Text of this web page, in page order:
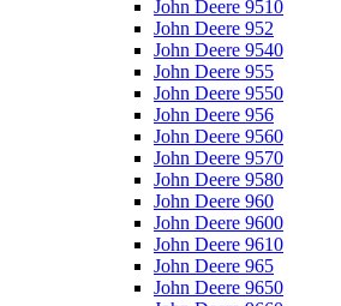
John Deere 9510
John Deere 952
John Deere 9540
John Deere 955
John Deere 9550
John Deere 956
John Deere 9560
John Deere 9570
John Deere 9580
John Deere 960
John Deere 9600
John Deere 9610
John Deere 965
John Deere 9650